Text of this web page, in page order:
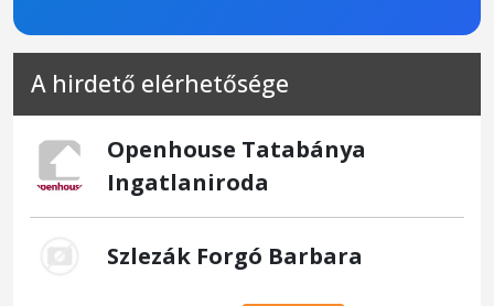
A hirdető elérhetősége
Openhouse Tatabánya
Ingatlaniroda
Szlezák Forgó Barbara